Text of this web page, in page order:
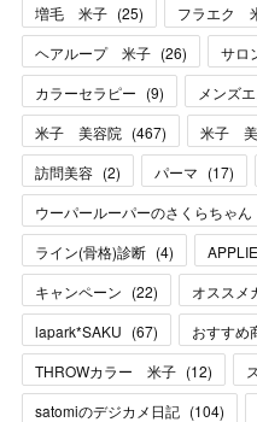
増毛 米子 (25) フラエク
ヘアループ 米子 (26) サロ
カラーセラピー (9) メンズ
米子 美容院 (467) 米子
訪問美容 (2) パーマ (17)
ウーパールーパーのさくらちゃん
ライン(骨格)診断 (4)
キャンペーン (22) オススメ
lapark*SAKU (67) おすすめ
THROWカラー 米子 (12)
satomiのデジカメ日記 (104)